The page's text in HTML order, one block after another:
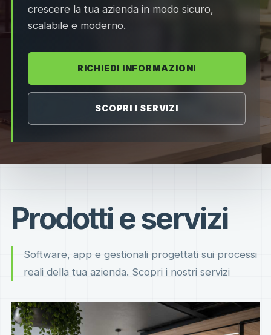
Support
crescere la tua azienda in modo sicuro,
scalabile e moderno.
RICHIEDI INFORMAZIONI
SCOPRI I SERVIZI
Prodotti e servizi
Software, app e gestionali progettati sui processi
reali della tua azienda. Scopri i nostri servizi